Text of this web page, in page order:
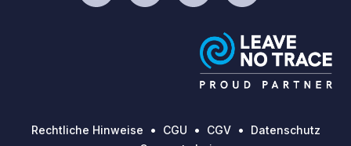
Rechtliche Hinweise CGU CGV
Datenschutz